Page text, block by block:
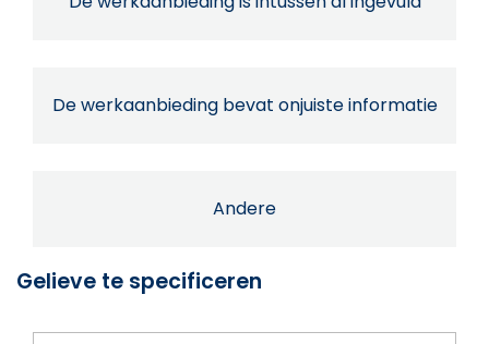
De werkaanbieding bevat onjuiste informatie
Andere
Gelieve te specificeren